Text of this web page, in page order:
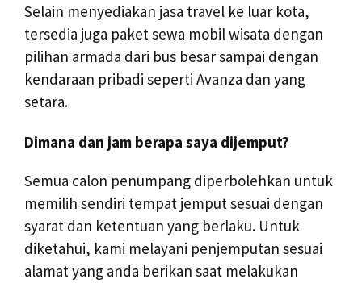
Selain menyediakan jasa travel ke luar kota,
tersedia juga paket sewa mobil wisata dengan
pilihan armada dari bus besar sampai dengan
kendaraan pribadi seperti Avanza dan yang
setara.
Dimana dan jam berapa saya dijemput?
Semua calon penumpang diperbolehkan untuk
memilih sendiri tempat jemput sesuai dengan
syarat dan ketentuan yang berlaku. Untuk
diketahui, kami melayani penjemputan sesuai
alamat yang anda berikan saat melakukan